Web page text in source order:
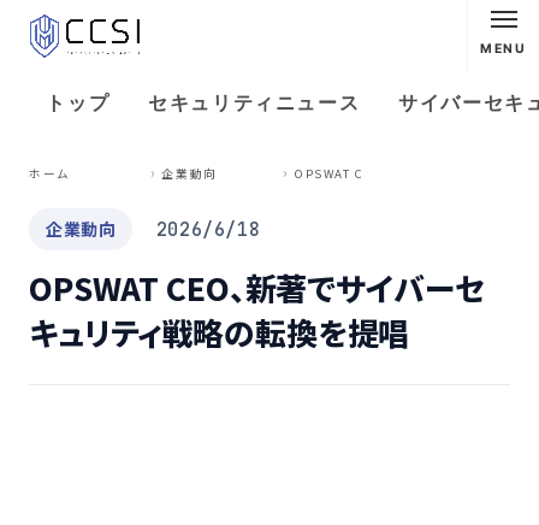
MENU
トップ セキュリティニュース サイバーセキ
ホーム 企業動向
企業動向 2026/6/18
OPSWAT CEO、新著でサイバーセ
キュリティ戦略の転換を提唱